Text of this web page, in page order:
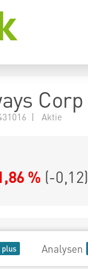
Corp
| Aktie
% (-0,12)
Analysen